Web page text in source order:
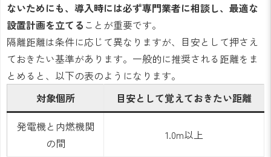
ないためにも、導入時には必ず専門業者に相談し、最適な
設置計画を立てる ことが重要です。
隔離距離は条件に応じて異なりますが、目安として押さえ
ておきたい基準があります。一般的に推奨される距離をま
とめると、以下の表のようになります。
対象個所
目安として覚えておきたい距離
発電機と内燃機関
の間
1.0m以上